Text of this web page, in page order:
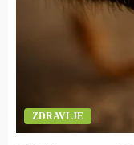
ZDRAVLJE